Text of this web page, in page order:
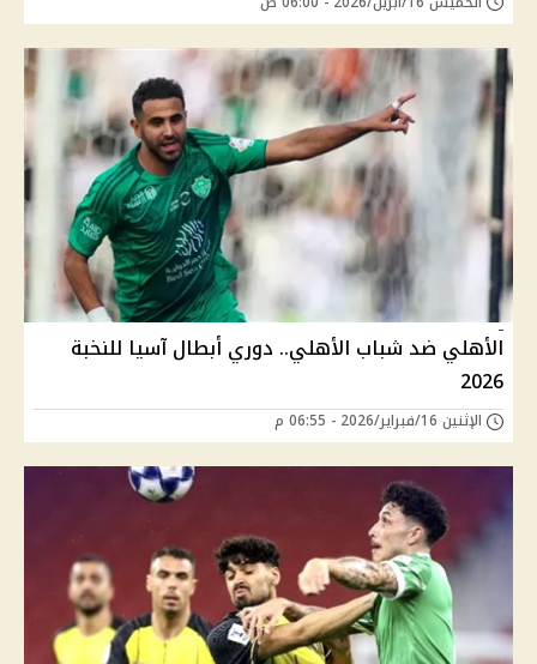
الأهلي ضد شباب الأهلي.. دوري أبطال آسيا للنخبة
2026
الإثنين 16/فبراير/2026 - 06:55 م